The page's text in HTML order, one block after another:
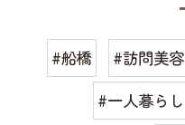
#船橋 #訪問美容
#一人暮らし